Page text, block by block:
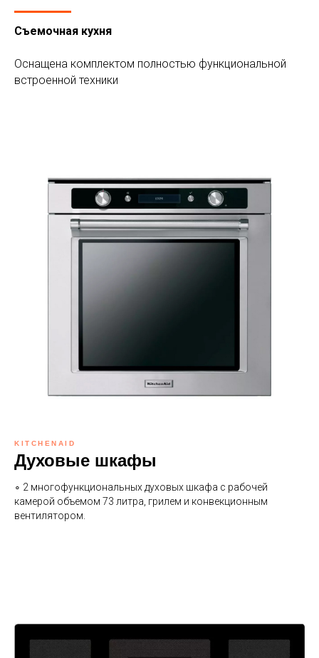
Съемочная кухня
Оснащена комплектом полностью функциональной
встроенной техники
KITCHENAID
Духовые шкафы
∘ 2 многофункциональных духовых шкафа с рабочей
камерой объемом 73 литра, грилем и конвекционным
вентилятором.